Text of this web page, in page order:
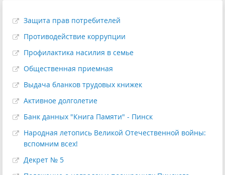
Защита прав потребителей
Противодействие коррупции
Профилактика насилия в семье
Общественная приемная
Выдача бланков трудовых книжек
Активное долголетие
Банк данных "Книга Памяти" - Пинск
Народная летопись Великой Отечественной войны:
вспомним всех!
Декрет № 5